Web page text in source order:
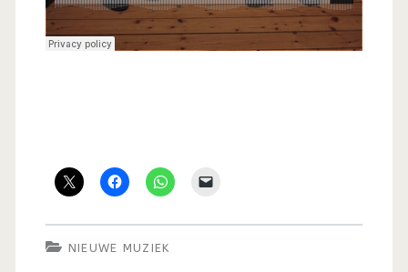
NIEUWE MUZIEK